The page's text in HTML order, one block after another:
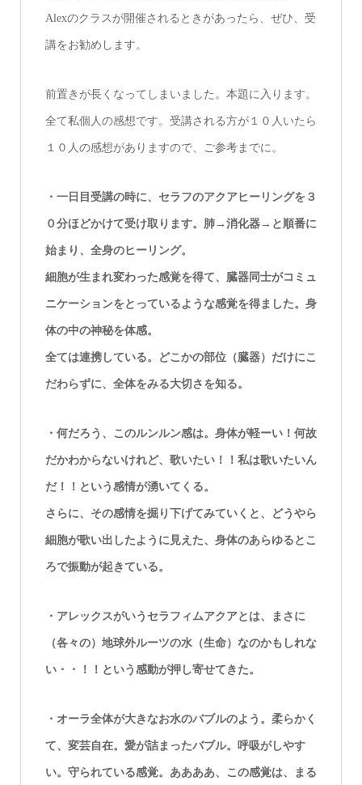
Alexのクラスが開催されるときがあったら、ぜひ、受
講をお勧めします。
前置きが長くなってしまいました。本題に入ります。
全て私個人の感想です。受講される方が１０人いたら
１０人の感想がありますので、ご参考までに。
・一日目受講の時に、セラフのアクアヒーリングを３
０分ほどかけて受け取ります。肺→消化器→と順番に
始まり、全身のヒーリング。
細胞が生まれ変わった感覚を得て、臓器同士がコミュ
ニケーションをとっているような感覚を得ました。身
体の中の神秘を体感。
全ては連携している。どこかの部位（臓器）だけにこ
だわらずに、全体をみる大切さを知る。
・何だろう、このルンルン感は。身体が軽ーい！何故
だかわからないけれど、歌いたい！！私は歌いたいん
だ！！という感情が湧いてくる。
さらに、その感情を掘り下げてみていくと、どうやら
細胞が歌い出したように見えた、身体のあらゆるとこ
ろで振動が起きている。
・アレックスがいうセラフィムアクアとは、まさに
（各々の）地球外ルーツの水（生命）なのかもしれな
い・・！！という感動が押し寄せてきた。
・オーラ全体が大きなお水のバブルのよう。柔らかく
て、変芸自在。愛が詰まったバブル。呼吸がしやす
い。守られている感覚。ああああ、この感覚は、まる